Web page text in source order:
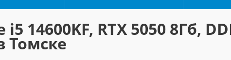
14600KF, RTX 5050 8Гб,
Томске